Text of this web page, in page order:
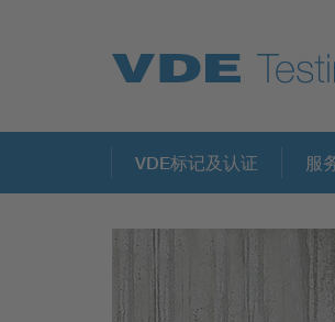
Key Topics
VDE标记及认证 服